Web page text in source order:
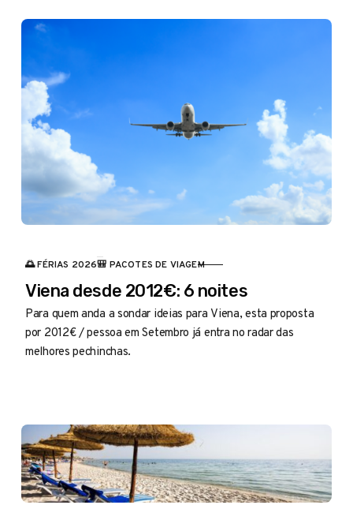
CATEGORIA
🌅 FÉRIAS 2026🎒 PACOTES DE VIAGEM
Viena desde 2012€: 6 noites
Para quem anda a sondar ideias para Viena, esta proposta
por 2012€ / pessoa em Setembro já entra no radar das
melhores pechinchas.